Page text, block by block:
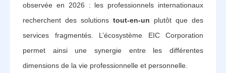
observée en 2026 : les professionnels internationaux
recherchent des solutions tout-en-un plutôt que des
services fragmentés. L’écosystème EIC Corporation
permet ainsi une synergie entre les différentes
dimensions de la vie professionnelle et personnelle.